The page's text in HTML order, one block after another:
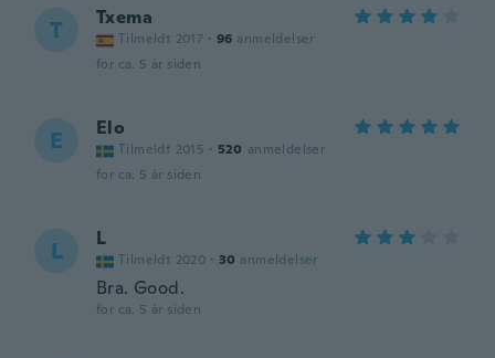
T Txema
Tilmeldt 2017 · 96 anmeldelser
for ca. 5 år siden
E Elo
Tilmeldt 2015 · 520 anmeldelser
for ca. 5 år siden
L L
Tilmeldt 2020 · 30 anmeldelser
Bra. Good.
for ca. 5 år siden